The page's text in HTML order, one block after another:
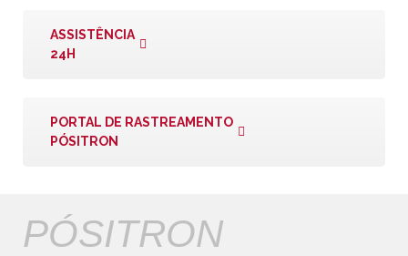
ASSISTÊNCIA
24H
PORTAL DE RASTREAMENTO
PÓSITRON
PÓSITRON